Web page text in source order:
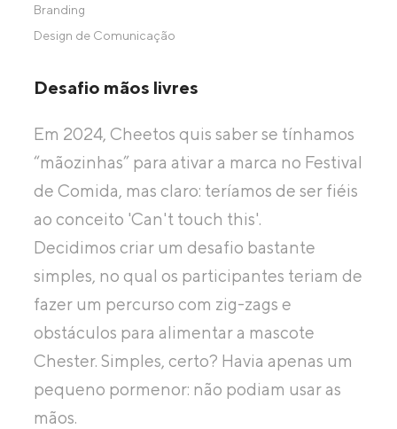
Branding
Design de Comunicação
Desafio mãos livres
Em 2024, Cheetos quis saber se tínhamos
“mãozinhas” para ativar a marca no Festival
de Comida, mas claro: teríamos de ser fiéis
ao conceito 'Can't touch this'.
Decidimos criar um desafio bastante
simples, no qual os participantes teriam de
fazer um percurso com zig-zags e
obstáculos para alimentar a mascote
Chester. Simples, certo? Havia apenas um
pequeno pormenor: não podiam usar as
mãos.